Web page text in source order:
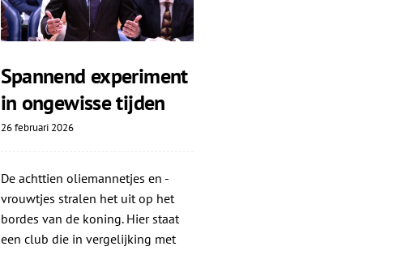
Spannend experiment
in ongewisse tijden
26 februari 2026
De achttien oliemannetjes en -
vrouwtjes stralen het uit op het
bordes van de koning. Hier staat
een club die in vergelijking met